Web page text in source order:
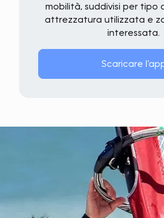
mobilità, suddivisi per tipo
attrezzatura utilizzata e
interessata.
Scaricare